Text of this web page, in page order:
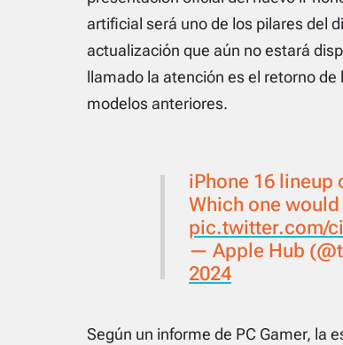
artificial será uno de los pilares del
actualización que aún no estará
llamado la atención es el retorno
modelos anteriores.
iPhone 16 lineup
Which one would
pic.twitter.com/
— Apple Hub
2024
Según un informe de PC Gamer, la